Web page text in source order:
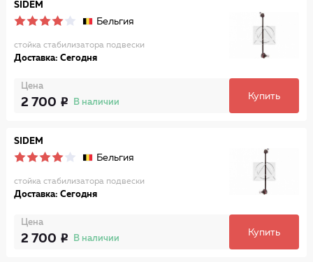
SIDEM
Бельгия
стойка стабилизатора подвески
Доставка: Сегодня
Цена
2 700 В наличии
Купить
SIDEM
Бельгия
стойка стабилизатора подвески
Доставка: Сегодня
Цена
2 700 В наличии
Купить